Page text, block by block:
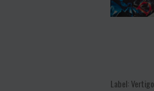
Label: Vertigo